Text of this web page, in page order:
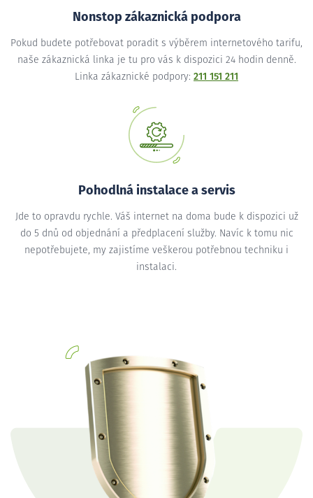
Nonstop zákaznická podpora
Pokud budete potřebovat poradit s výběrem internetového tarifu,
naše zákaznická linka je tu pro vás k dispozici 24 hodin denně.
Linka zákaznické podpory: 211 151 211
Pohodlná instalace a servis
Jde to opravdu rychle. Váš internet na doma bude k dispozici už
do 5 dnů od objednání a předplacení služby. Navíc k tomu nic
nepotřebujete, my zajistíme veškerou potřebnou techniku i
instalaci.